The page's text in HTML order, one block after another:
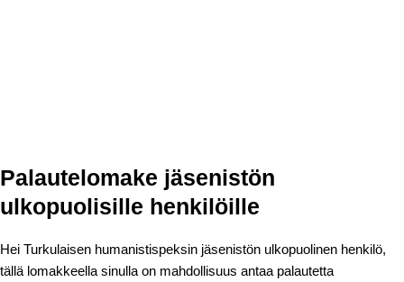
Palautelomake jäsenistön
ulkopuolisille henkilöille
Hei Turkulaisen humanistispeksin jäsenistön ulkopuolinen henkilö,
tällä lomakkeella sinulla on mahdollisuus antaa palautetta